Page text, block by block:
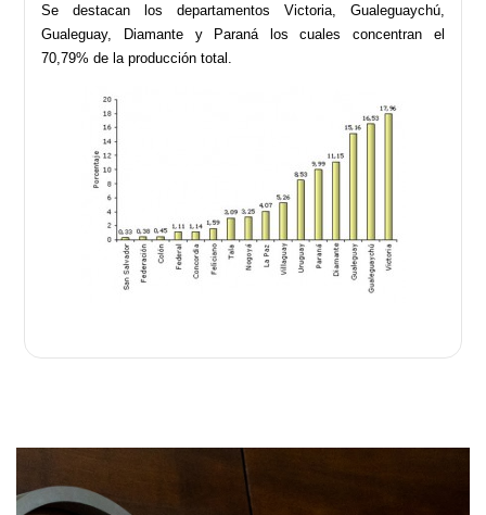
Se destacan los departamentos Victoria, Gualeguaychú,
Gualeguay, Diamante y Paraná los cuales concentran el
70,79% de la producción total.